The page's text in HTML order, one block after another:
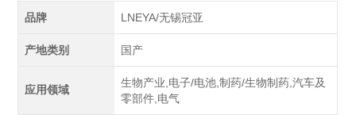
品牌 LNEYA/无锡冠亚
产地类别 国产
应用领域
生物产业,电子/电池,制药/生物制药,汽车及
零部件,电气